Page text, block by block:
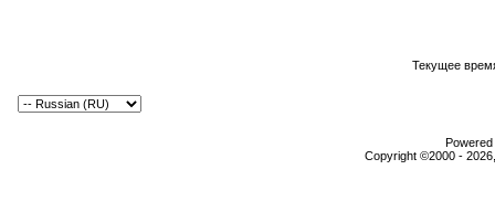
Текущее
Copyright ©2000 -